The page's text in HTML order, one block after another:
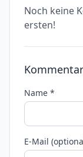
Noch keine
ersten!
Name *
E-Mail